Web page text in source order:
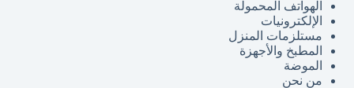
الهواتف المحمولة
الإلكترونيات
مستلزمات المنزل
المطبخ والأجهزة
الموضة
من نحن